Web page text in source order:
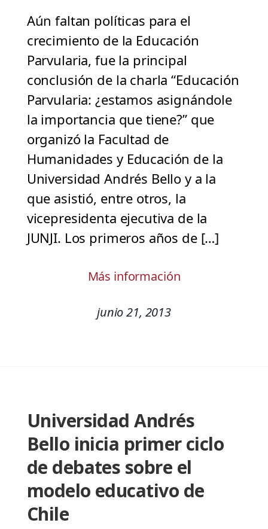
Aún faltan políticas para el
crecimiento de la Educación
Parvularia, fue la principal
conclusión de la charla “Educación
Parvularia: ¿estamos asignándole
la importancia que tiene?” que
organizó la Facultad de
Humanidades y Educación de la
Universidad Andrés Bello y a la
que asistió, entre otros, la
vicepresidenta ejecutiva de la
JUNJI. Los primeros años de […]
Más información
junio 21, 2013
Universidad Andrés
Bello inicia primer ciclo
de debates sobre el
modelo educativo de
Chile